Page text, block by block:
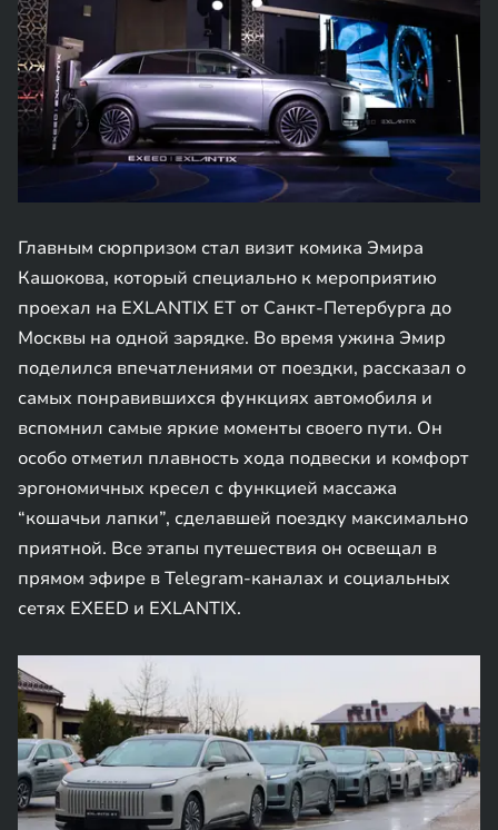
Главным сюрпризом стал визит комика Эмира
Кашокова, который специально к мероприятию
проехал на EXLANTIX ET от Санкт-Петербурга до
Москвы на одной зарядке. Во время ужина Эмир
поделился впечатлениями от поездки, рассказал о
самых понравившихся функциях автомобиля и
вспомнил самые яркие моменты своего пути. Он
особо отметил плавность хода подвески и комфорт
эргономичных кресел с функцией массажа
“кошачьи лапки”, сделавшей поездку максимально
приятной. Все этапы путешествия он освещал в
прямом эфире в Telegram-каналах и социальных
сетях EXEED и EXLANTIX.